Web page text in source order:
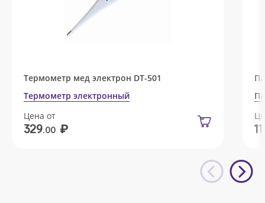
Термометр мед электрон DT-501
Термометр электронный
Цена от
329.00 ₽ 11